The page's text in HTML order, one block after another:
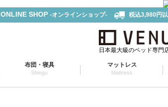
ONLINE SHOP -オンラインショップ- 税込3,980円
日本最大級のベッド専門
布団・寝具
Shingu
マットレス
Mattress